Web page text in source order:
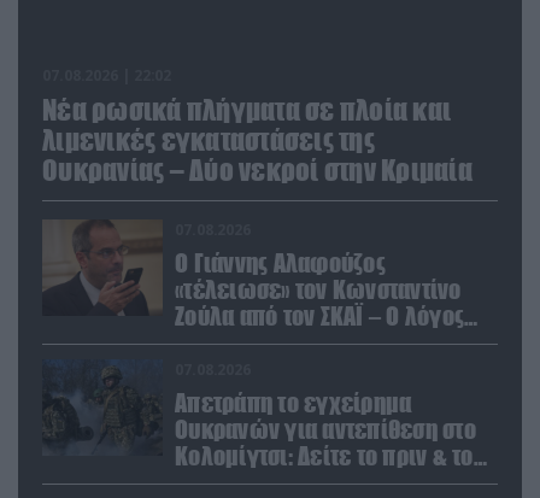
Νέα ρωσικά πλήγματα σε πλοία και
λιμενικές εγκαταστάσεις της
Ουκρανίας – Δύο νεκροί στην Κριμαία
Ο Γιάννης Αλαφούζος
«τέλειωσε» τον Κωνσταντίνο
Ζούλα από τον ΣΚΑΪ – Ο λόγος
της απομάκρυνσής του
Απετράπη το εγχείρημα
Ουκρανών για αντεπίθεση στο
Κολομίγτσι: Δείτε το πριν & το
μετά της προσπάθειάς τους